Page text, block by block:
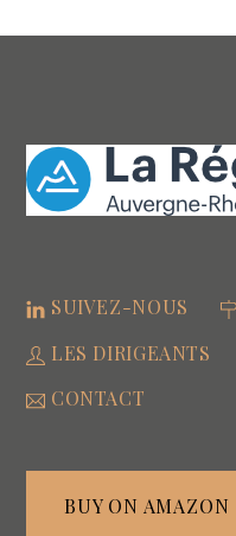
SUIVEZ-NOUS
LES DIRIGEANTS
CONTACT
BUY ON AMAZON